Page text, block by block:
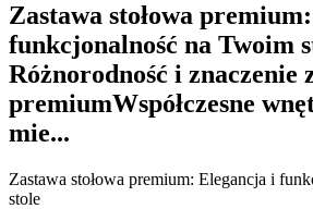
Zastawa stołowa
funkcjonalność na Twoim
Różnorodność i znaczenie
premiumWspółczesne
mie...
Zastawa stołowa premium: Elegancja i
stole